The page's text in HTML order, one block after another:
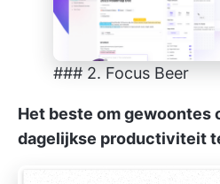
### 2. Focus Beer
Het beste om gewoontes
dagelijkse productiviteit